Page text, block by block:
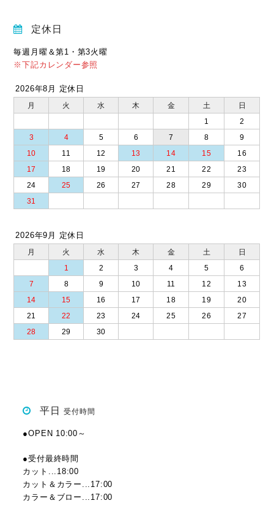
定休日
毎週月曜＆第1・第3火曜
※下記カレンダー参照
2026年8月 定休日
月 火 水 木 金 土
日
1
2
3
4 5 6 7 8
9
10
11 12 13 14 15
16
17
18 19 20 21 22
23
24
25 26 27 28 29
30
31
2026年9月 定休日
月 火 水 木 金 土
日
1
2 3 4 5
6
7
8 9 10 11 12
13
14
15 16 17 18 19
20
21
22 23 24 25 26
27
28
29 30
平日受付時間
●OPEN 10:00～
●受付最終時間
カット...18:00
カット＆カラー...17:00
カラー＆ブロー...17:00